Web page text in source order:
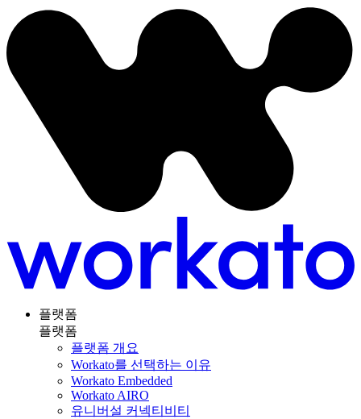
플랫폼
플랫폼
플랫폼 개요
Workato를 선택하는 이유
Workato Embedded
Workato AIRO
유니버설 커넥티비티